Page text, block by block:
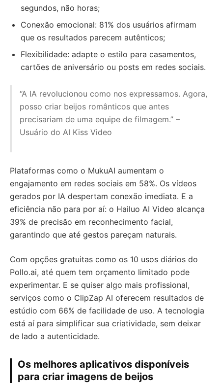
segundos, não horas;
Conexão emocional: 81% dos usuários afirmam
que os resultados parecem autênticos;
Flexibilidade: adapte o estilo para casamentos,
cartões de aniversário ou posts em redes sociais.
“A IA revolucionou como nos expressamos. Agora,
posso criar beijos românticos que antes
precisariam de uma equipe de filmagem.” –
Usuário do AI Kiss Video
Plataformas como o MukuAI aumentam o
engajamento em redes sociais em 58%. Os vídeos
gerados por IA despertam conexão imediata. E a
eficiência não para por aí: o Hailuo AI Video alcança
39% de precisão em reconhecimento facial,
garantindo que até gestos pareçam naturais.
Com opções gratuitas como os 10 usos diários do
Pollo.ai, até quem tem orçamento limitado pode
experimentar. E se quiser algo mais profissional,
serviços como o ClipZap AI oferecem resultados de
estúdio com 66% de facilidade de uso. A tecnologia
está aí para simplificar sua criatividade, sem deixar
de lado a autenticidade.
Os melhores aplicativos disponíveis
para criar imagens de beijos